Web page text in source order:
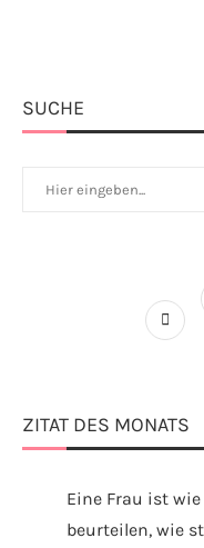
SUCHE
ZITAT DES MONATS
Eine Frau ist
beurteilen, wie